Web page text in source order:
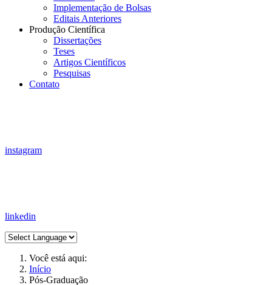
Implementação de Bolsas
Editais Anteriores
Produção Científica
Dissertações
Teses
Artigos Científicos
Pesquisas
Contato
instagram
linkedin
Você está aqui:
Início
Pós-Graduação